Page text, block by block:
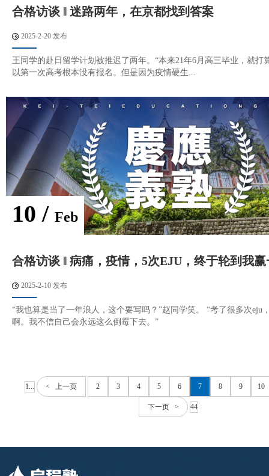
合格访谈 ‖ 迷路两年，在京都找到答案
2025-2-20 发布
王同学的赴日留学计划被推迟了两年。“本来21年6月高三毕业，就打
以第一次高考根本没有报名。但是因为疫情硬生...
10 / Feb
合格访谈 ‖ 病痛，疫情，5次EJU，终于轮到我
2025-2-10 发布
“我也算是当了一年浪人，这个要写吗？”赵同学笑。 “考了很多次eju
啊。我不信自己会永远这么倒霉下去。”
1... < 上一页 2 3 4 5 6 7 8 9 10
下一页 > 44